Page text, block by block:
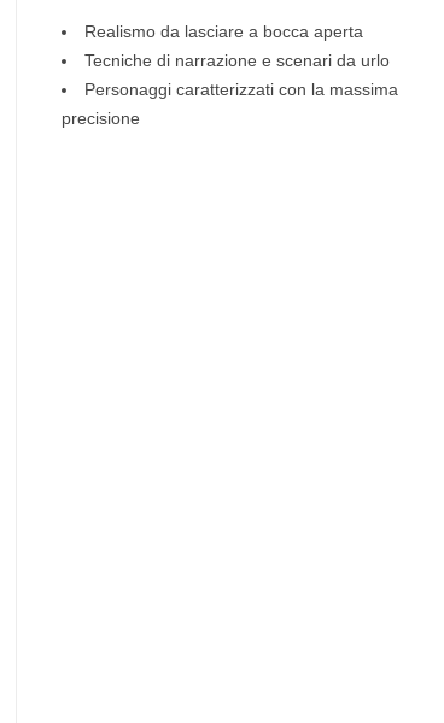
Realismo da lasciare a bocca aperta
Tecniche di narrazione e scenari da urlo
Personaggi caratterizzati con la massima
precisione